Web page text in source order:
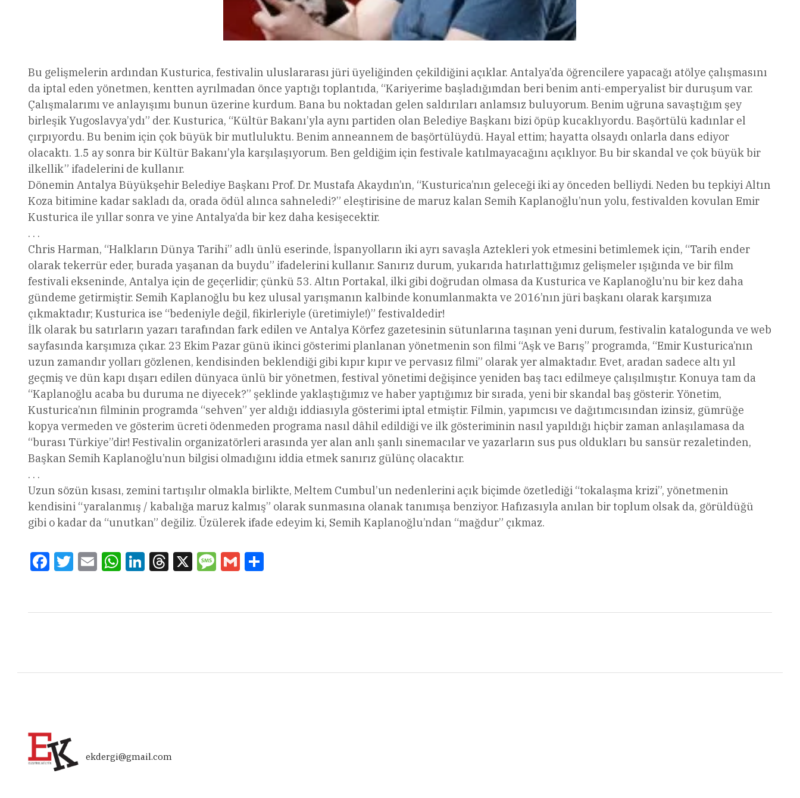
Bu gelişmelerin ardından Kusturica, festivalin uluslararası jüri üyeliğinden çekildiğini açıklar. Antalya’da öğrencilere yapacağı atölye çalışmasını
da iptal eden yönetmen, kentten ayrılmadan önce yaptığı toplantıda, “Kariyerime başladığımdan beri benim anti-emperyalist bir duruşum var.
Çalışmalarımı ve anlayışımı bunun üzerine kurdum. Bana bu noktadan gelen saldırıları anlamsız buluyorum. Benim uğruna savaştığım şey
birleşik Yugoslavya’ydı” der. Kusturica, “Kültür Bakanı’yla aynı partiden olan Belediye Başkanı bizi öpüp kucaklıyordu. Başörtülü kadınlar el
çırpıyordu. Bu benim için çok büyük bir mutluluktu. Benim anneannem de başörtülüydü. Hayal ettim; hayatta olsaydı onlarla dans ediyor
olacaktı. 1.5 ay sonra bir Kültür Bakanı’yla karşılaşıyorum. Ben geldiğim için festivale katılmayacağını açıklıyor. Bu bir skandal ve çok büyük bir
ilkellik” ifadelerini de kullanır.
Dönemin Antalya Büyükşehir Belediye Başkanı Prof. Dr. Mustafa Akaydın’ın, “Kusturica’nın geleceği iki ay önceden belliydi. Neden bu tepkiyi Altın
Koza bitimine kadar sakladı da, orada ödül alınca sahneledi?” eleştirisine de maruz kalan Semih Kaplanoğlu’nun yolu, festivalden kovulan Emir
Kusturica ile yıllar sonra ve yine Antalya’da bir kez daha kesişecektir.
. . .
Chris Harman, “Halkların Dünya Tarihi” adlı ünlü eserinde, İspanyolların iki ayrı savaşla Aztekleri yok etmesini betimlemek için, “Tarih ender
olarak tekerrür eder, burada yaşanan da buydu” ifadelerini kullanır. Sanırız durum, yukarıda hatırlattığımız gelişmeler ışığında ve bir film
festivali ekseninde, Antalya için de geçerlidir; çünkü 53. Altın Portakal, ilki gibi doğrudan olmasa da Kusturica ve Kaplanoğlu’nu bir kez daha
gündeme getirmiştir. Semih Kaplanoğlu bu kez ulusal yarışmanın kalbinde konumlanmakta ve 2016’nın jüri başkanı olarak karşımıza
çıkmaktadır; Kusturica ise “bedeniyle değil, fikirleriyle (üretimiyle!)” festivaldedir!
İlk olarak bu satırların yazarı tarafından fark edilen ve Antalya Körfez gazetesinin sütunlarına taşınan yeni durum, festivalin katalogunda ve web
sayfasında karşımıza çıkar. 23 Ekim Pazar günü ikinci gösterimi planlanan yönetmenin son filmi “Aşk ve Barış” programda, “Emir Kusturica’nın
uzun zamandır yolları gözlenen, kendisinden beklendiği gibi kıpır kıpır ve pervasız filmi” olarak yer almaktadır. Evet, aradan sadece altı yıl
geçmiş ve dün kapı dışarı edilen dünyaca ünlü bir yönetmen, festival yönetimi değişince yeniden baş tacı edilmeye çalışılmıştır. Konuya tam da
“Kaplanoğlu acaba bu duruma ne diyecek?” şeklinde yaklaştığımız ve haber yaptığımız bir sırada, yeni bir skandal baş gösterir. Yönetim,
Kusturica’nın filminin programda “sehven” yer aldığı iddiasıyla gösterimi iptal etmiştir. Filmin, yapımcısı ve dağıtımcısından izinsiz, gümrüğe
kopya vermeden ve gösterim ücreti ödenmeden programa nasıl dâhil edildiği ve ilk gösteriminin nasıl yapıldığı hiçbir zaman anlaşılamasa da
“burası Türkiye”dir! Festivalin organizatörleri arasında yer alan anlı şanlı sinemacılar ve yazarların sus pus oldukları bu sansür rezaletinden,
Başkan Semih Kaplanoğlu’nun bilgisi olmadığını iddia etmek sanırız gülünç olacaktır.
. . .
Uzun sözün kısası, zemini tartışılır olmakla birlikte, Meltem Cumbul’un nedenlerini açık biçimde özetlediği “tokalaşma krizi”, yönetmenin
kendisini “yaralanmış / kabalığa maruz kalmış” olarak sunmasına olanak tanımışa benziyor. Hafızasıyla anılan bir toplum olsak da, görüldüğü
gibi o kadar da “unutkan” değiliz. Üzülerek ifade edeyim ki, Semih Kaplanoğlu’ndan “mağdur” çıkmaz.
FacebookTwitterEmail WhatsAppLinkedInThreads
X Message
Gmail
ekdergi@gmail.com